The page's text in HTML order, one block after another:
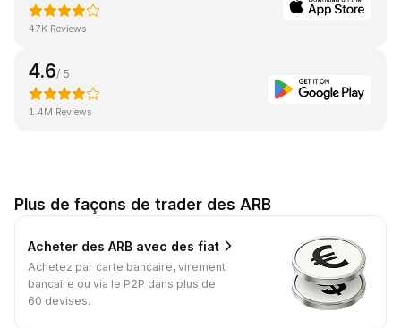
47K Reviews
4.6/ 5
1.4M Reviews
Plus de façons de trader des ARB
Acheter des ARB avec des fiat
Achetez par carte bancaire, virement
bancaire ou via le P2P dans plus de
60 devises.